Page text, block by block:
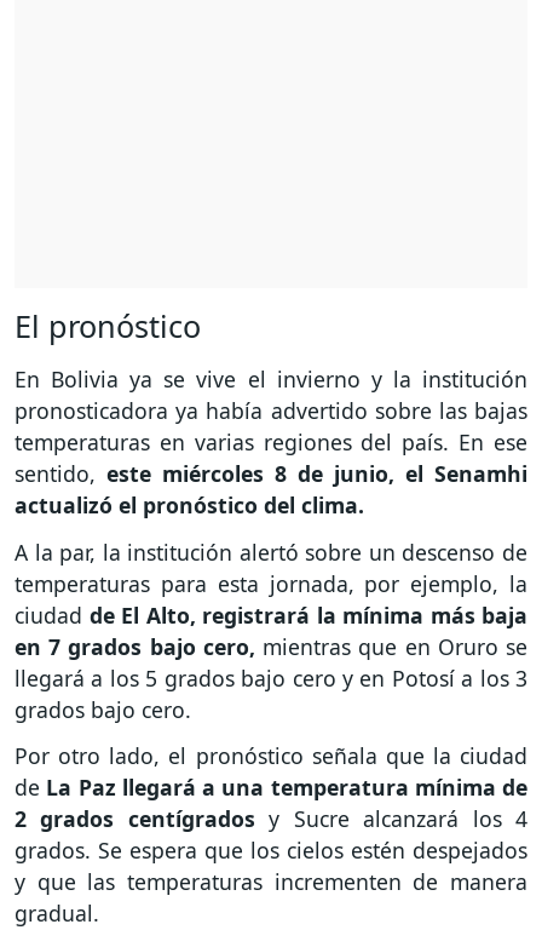
El pronóstico
En Bolivia ya se vive el invierno y la institución
pronosticadora ya había advertido sobre las bajas
temperaturas en varias regiones del país. En ese
sentido, este miércoles 8 de junio, el Senamhi
actualizó el pronóstico del clima.
A la par, la institución alertó sobre un descenso de
temperaturas para esta jornada, por ejemplo, la
ciudad de El Alto, registrará la mínima más baja
en 7 grados bajo cero, mientras que en Oruro se
llegará a los 5 grados bajo cero y en Potosí a los 3
grados bajo cero.
Por otro lado, el pronóstico señala que la ciudad
de La Paz llegará a una temperatura mínima de
2 grados centígrados y Sucre alcanzará los 4
grados. Se espera que los cielos estén despejados
y que las temperaturas incrementen de manera
gradual.